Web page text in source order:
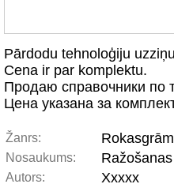
Pārdodu tehnoloģiju
Cena ir par komplektu.
Продаю справочники по
Цена указана за
Žanrs:
Nosaukums:
Autors: Ххххх